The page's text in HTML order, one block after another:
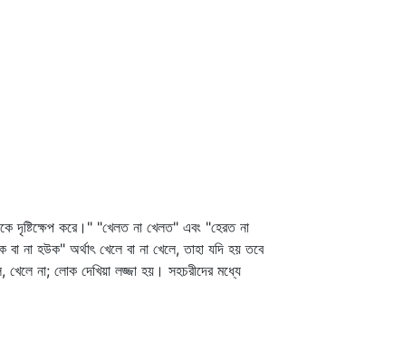
দৃষ্টিক্ষেপ করে।" "খেলত না খেলত" এবং "হেরত না
হউক" অর্থাৎ খেলে বা না খেলে, তাহা যদি হয় তবে
না; লোক দেখিয়া লজ্জা হয়। সহচরীদের মধ্যে